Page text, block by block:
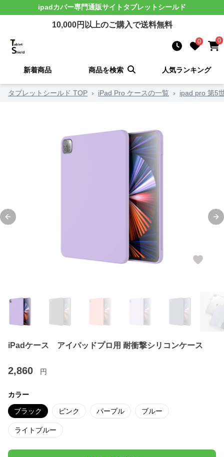
ipadカバー専門通販サイト タブレットシールド
10,000円以上のご購入で送料無料
0 0
新着商品 商品を検索 人気ランキング
タブレットシールド TOP › iPad Pro ケースの一覧 › ipad pro 第5
Previous slide
iPadケース アイパッドプロ用 耐衝撃シリコンケース
2,860 円
カラー
ブラック ピンク パープル ブルー
ライトブルー